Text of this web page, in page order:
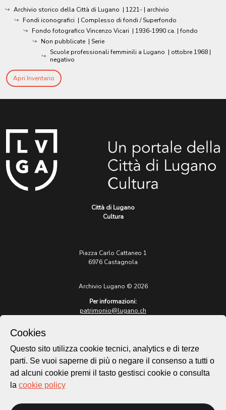
Archivio storico della Città di Lugano | 1221- | archivio
Fondi iconografici | Complesso di fondi / Superfondo
Fondo fotografico Vincenzo Vicari | 1936-1990 ca. | fondo
Non pubblicate | Serie
Scuole professionali femminili a Lugano | ottobre 1968 |
negativo
Apri Inventario
Città di Lugano
Cultura
Piazza Carlo Cattaneo 1
6976 Castagnola
Archivio Lugano © 2026
Per informazioni:
patrimonio@lugano.ch
lugano.ch
Cookie policy
Homepage
Cookies
Questo sito utilizza cookie tecnici, analytics e di terze
parti. Se vuoi saperne di più o negare il consenso a tutti o
ad alcuni cookie premi il tasto gestisci cookie o consulta
la cookie policy